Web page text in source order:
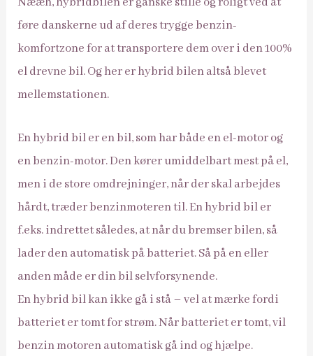
føre danskerne ud af deres trygge benzin-
komfortzone for at transportere dem over i den 100%
el drevne bil. Og her er hybrid bilen altså blevet
mellemstationen.
En hybrid bil er en bil, som har både en el-motor og
en benzin-motor. Den kører umiddelbart mest på el,
men i de store omdrejninger, når der skal arbejdes
hårdt, træder benzinmoteren til. En hybrid bil er
f.eks. indrettet således, at når du bremser bilen, så
lader den automatisk på batteriet. Så på en eller
anden måde er din bil selvforsynende.
En hybrid bil kan ikke gå i stå – vel at mærke fordi
batteriet er tomt for strøm. Når batteriet er tomt, vil
benzin motoren automatisk gå ind og hjælpe.